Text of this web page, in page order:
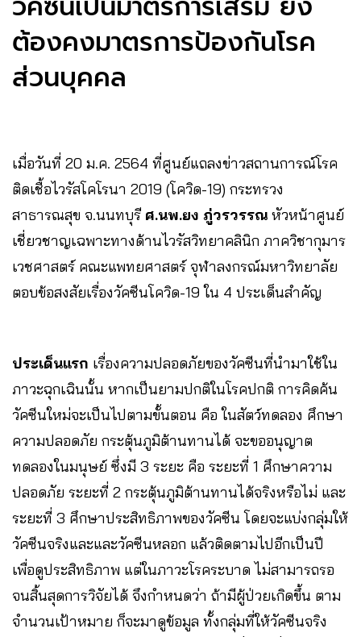
ต้องคงมาตรการป้องกันโรค
ส่วนบุคคล
เมื่อวันที่ 20 ม.ค. 2564 ที่ศูนย์แถลงข่าวสถานการณ์โรค
ติดเชื้อไวรัสโคโรนา 2019 (โควิด-19) กระทรวง
สาธารณสุข จ.นนทบุรี ศ.นพ.ยง ภู่วรวรรณ หัวหน้าศูนย์
เชี่ยวชาญเฉพาะทางด้านไวรัสวิทยาคลินิก ภาควิชากุมาร
เวชศาสตร์ คณะแพทยศาสตร์ จุฬาลงกรณ์มหาวิทยาลัย
ตอบข้อสงสัยเรื่องวัคซีนโควิด-19 ใน 4 ประเด็นสำคัญ
ประเด็นแรก เรื่องความปลอดภัยของวัคซีนที่นำมาใช้ใน
ภาวะฉุกเฉินนั้น หากเป็นยามปกติในโรคปกติ การคิดค้น
วัคซีนใหม่จะเป็นไปตามขั้นตอน คือ ในสัตว์ทดลอง ศึกษา
ความปลอดภัย กระตุ้นภูมิต้านทานได้ จะขออนุญาต
ทดลองในมนุษย์ ซึ่งมี 3 ระยะ คือ ระยะที่ 1 ศึกษาความ
ปลอดภัย ระยะที่ 2 กระตุ้นภูมิต้านทานได้จริงหรือไม่ และ
ระยะที่ 3 ศึกษาประสิทธิภาพของวัคซีน โดยจะแบ่งกลุ่มให้
วัคซีนจริงและและวัคซีนหลอก แล้วติดตามไปอีกเป็นปี
เพื่อดูประสิทธิภาพ แต่ในภาวะโรคระบาด ไม่สามารถรอ
จนสิ้นสุดการวิจัยได้ จึงกำหนดว่า ถ้ามีผู้ป่วยเกิดขึ้น ตาม
จำนวนเป้าหมาย ก็จะมาดูข้อมูล ทั้งกลุ่มที่ให้วัคซีนจริง